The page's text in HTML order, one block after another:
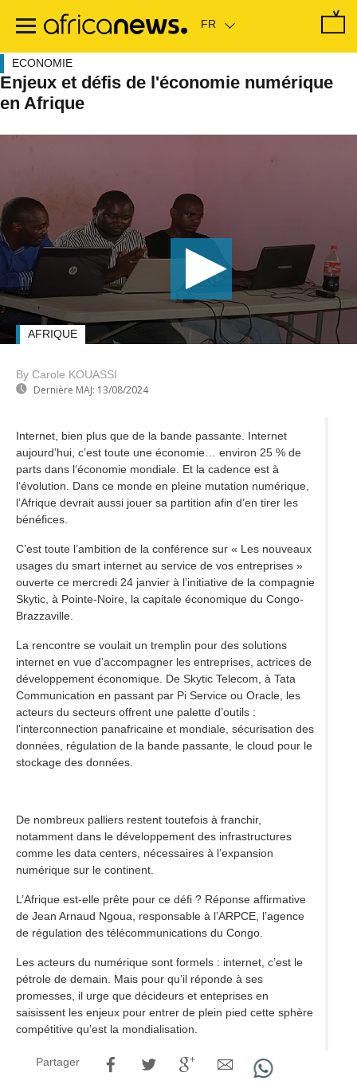
contenu
ECONOMIE
Enjeux et défis de l'économie numérique
en Afrique
By Carole KOUASSI
Dernière MAJ: 13/08/2024
AFRIQUE
Internet, bien plus que de la bande passante. Internet
aujourd’hui, c’est toute une économie… environ 25 % de
parts dans l‘économie mondiale. Et la cadence est à
l‘évolution. Dans ce monde en pleine mutation numérique,
l’Afrique devrait aussi jouer sa partition afin d’en tirer les
bénéfices.
C’est toute l’ambition de la conférence sur « Les nouveaux
usages du smart internet au service de vos entreprises »
ouverte ce mercredi 24 janvier à l’initiative de la compagnie
Skytic, à Pointe-Noire, la capitale économique du Congo-
Brazzaville.
La rencontre se voulait un tremplin pour des solutions
internet en vue d’accompagner les entreprises, actrices de
développement économique. De Skytic Telecom, à Tata
Communication en passant par Pi Service ou Oracle, les
acteurs du secteurs offrent une palette d’outils :
l’interconnection panafricaine et mondiale, sécurisation des
données, régulation de la bande passante, le cloud pour le
stockage des données.
De nombreux palliers restent toutefois à franchir,
notamment dans le développement des infrastructures
comme les data centers, nécessaires à l’expansion
numérique sur le continent.
L’Afrique est-elle prête pour ce défi ? Réponse affirmative
de Jean Arnaud Ngoua, responsable à l’ARPCE, l’agence
de régulation des télécommunications du Congo.
Les acteurs du numérique sont formels : internet, c’est le
pétrole de demain. Mais pour qu’il réponde à ses
promesses, il urge que décideurs et enteprises en
saisissent les enjeux pour entrer de plein pied cette sphère
compétitive qu’est la mondialisation.
Partager